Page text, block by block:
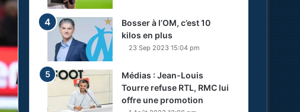
Bosser à l’OM, c’est 10
kilos en plus
23 Sep 2023 15:04 pm
Médias : Jean-Louis
Tourre refuse RTL, RMC lui
offre une promotion